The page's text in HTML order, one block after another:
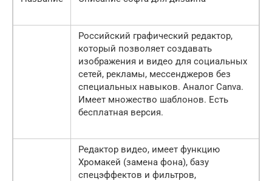
Российский графический редактор,
который позволяет создавать
изображения и видео для социальных
сетей, рекламы, мессенджеров без
специальных навыков. Аналог Canva.
Имеет множество шаблонов. Есть
бесплатная версия.
Редактор видео, имеет функцию
Хромакей (замена фона), базу
спецэффектов и фильтров,